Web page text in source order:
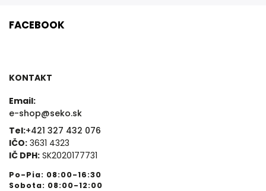
FACEBOOK
KONTAKT
Email:
e-shop@seko.sk
Tel:+421 327 432 076
IČO: 3631 4323
IČ DPH: SK2020177731
Po-Pia: 08:00-16:30
Sobota: 08:00-12:00